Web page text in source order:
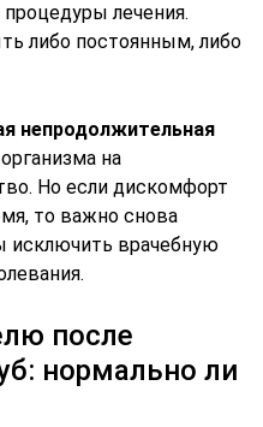
процедуры лечения.
либо постоянным, либо
непродолжительная
на
Но если дискомфорт
то важно снова
исключить врачебную
после
нормально ли